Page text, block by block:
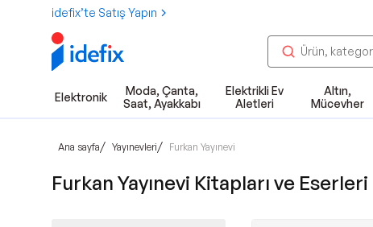
idefix’te Satış Yapın
Elektronik
Moda, Çanta,
Saat, Ayakkabı
Elektrikli Ev
Aletleri
Altın,
Mücevher
Ana sayfa/ Yayınevleri/ Furkan Yayınevi
Furkan Yayınevi Kitapları ve Eserleri